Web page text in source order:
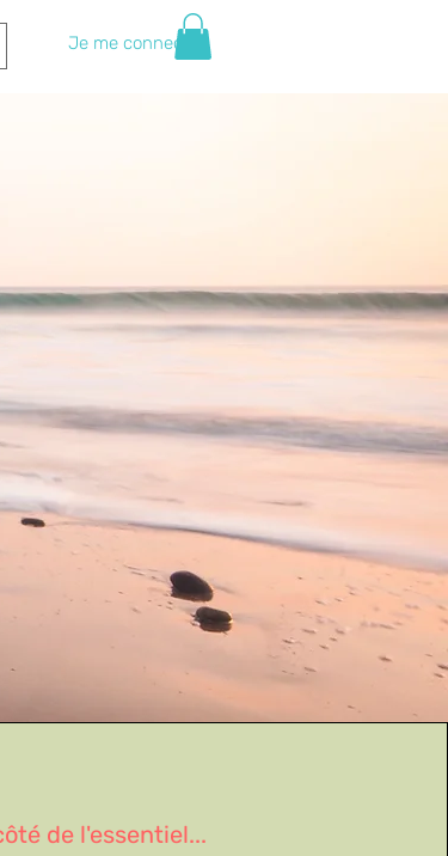
Je me connecte
de l'essentiel...